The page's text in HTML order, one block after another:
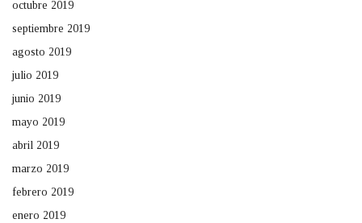
octubre 2019
septiembre 2019
agosto 2019
julio 2019
junio 2019
mayo 2019
abril 2019
marzo 2019
febrero 2019
enero 2019